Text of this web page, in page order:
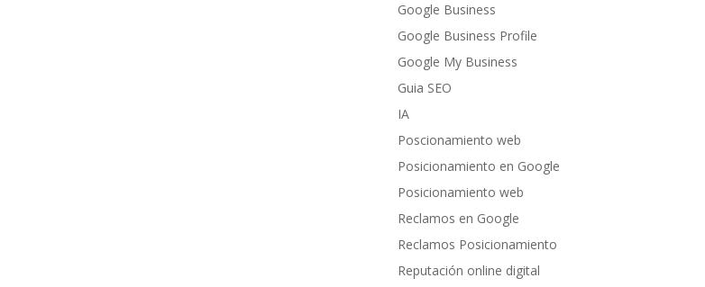
Google Business
Google Business Profile
Google My Business
Guia SEO
IA
Poscionamiento web
Posicionamiento en Google
Posicionamiento web
Reclamos en Google
Reclamos Posicionamiento
Reputación online digital